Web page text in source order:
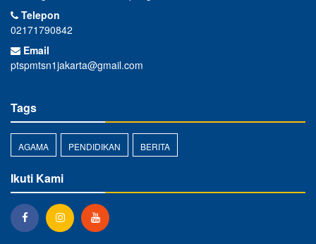
Telepon
02171790842
Email
ptspmtsn1jakarta@gmail.com
Tags
AGAMA PENDIDIKAN BERITA
Ikuti Kami